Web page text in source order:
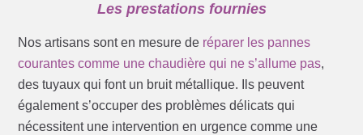
Les prestations fournies
Nos artisans sont en mesure de réparer les pannes
courantes comme une chaudière qui ne s’allume pas,
des tuyaux qui font un bruit métallique. Ils peuvent
également s’occuper des problèmes délicats qui
nécessitent une intervention en urgence comme une